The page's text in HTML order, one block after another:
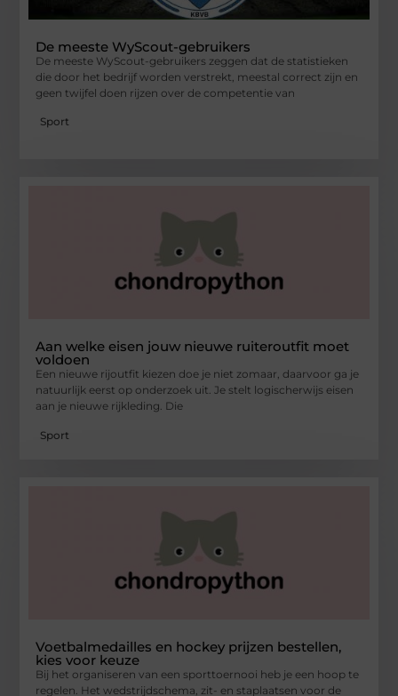
De meeste WyScout-gebruikers
De meeste WyScout-gebruikers zeggen dat de statistieken
die door het bedrijf worden verstrekt, meestal correct zijn en
geen twijfel doen rijzen over de competentie van
Sport
Aan welke eisen jouw nieuwe ruiteroutfit moet
voldoen
Een nieuwe rijoutfit kiezen doe je niet zomaar, daarvoor ga je
natuurlijk eerst op onderzoek uit. Je stelt logischerwijs eisen
aan je nieuwe rijkleding. Die
Sport
Voetbalmedailles en hockey prijzen bestellen,
kies voor keuze
Bij het organiseren van een sporttoernooi heb je een hoop te
regelen. Het wedstrijdschema, zit- en staplaatsen voor de